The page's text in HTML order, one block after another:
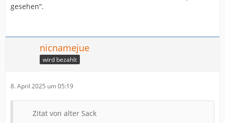
gesehen“.
nicnamejue
wird bezahlt
8. April 2025 um 05:19
Zitat von alter Sack